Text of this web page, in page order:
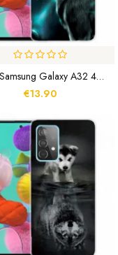
Coque Samsung Galaxy A32 4G Loup Royal
€13.90